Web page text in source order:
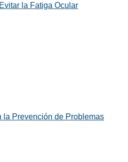
la Fatiga Ocular
la Prevención de Problemas